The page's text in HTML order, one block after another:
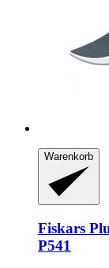
Warenkorb
Fiskars
P541